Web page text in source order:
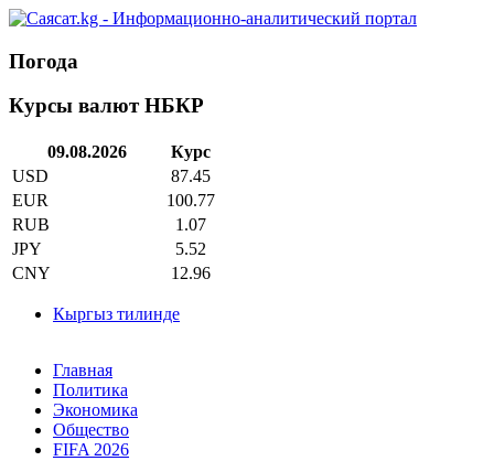
Погода
Курсы валют НБКР
09.08.2026
Курс
USD
87.45
EUR
100.77
RUB
1.07
JPY
5.52
CNY
12.96
Кыргыз тилинде
Главная
Политика
Экономика
Общество
FIFA 2026